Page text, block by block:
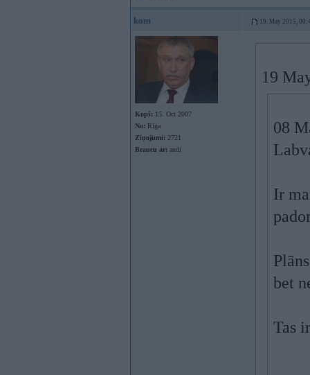
kom 19. May 2015,
Kopš: 15. Oct 2007
No: Rīga
Ziņojumi: 2721
Braucu ar: audi
19
08
Ir
bet
Tas